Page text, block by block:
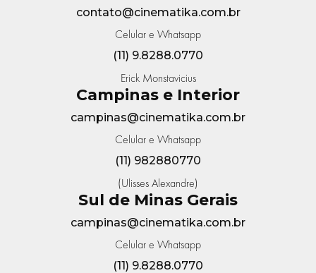
contato@cinematika.com.br
Celular e Whatsapp
(11) 9.8288.0770
Erick Monstavicius
Campinas e Interior
campinas@cinematika.com.br
Celular e Whatsapp
(11) 982880770
(Ulisses Alexandre)
Sul de Minas Gerais
campinas@cinematika.com.br
Celular e Whatsapp
(11) 9.8288.0770